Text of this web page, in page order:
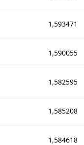
1,593471
1,590055
1,582595
1,585208
1,584618